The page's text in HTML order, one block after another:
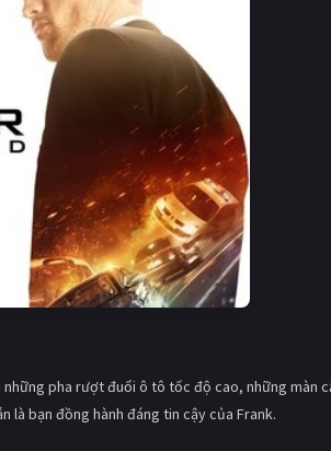
pha rượt đuổi ô tô tốc độ cao, những màn
là bạn đồng hành đáng tin cậy của Frank.